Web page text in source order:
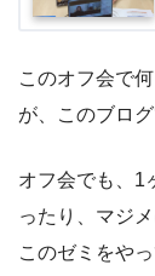
このオフ会で
が、このブロ
オフ会でも、1
ったり、マジ
このゼミをや